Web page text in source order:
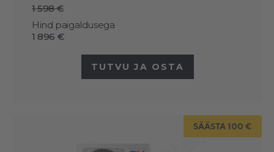
1 598 €
Hind paigaldusega
1 896 €
TUTVU JA OSTA
SÄÄSTA 100 €